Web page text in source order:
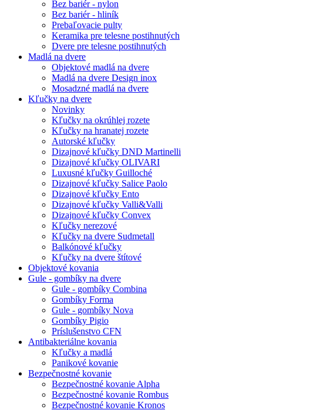
Bez bariér - nylon
Bez bariér - hliník
Prebaľovacie pulty
Keramika pre telesne postihnutých
Dvere pre telesne postihnutých
Madlá na dvere
Objektové madlá na dvere
Madlá na dvere Design inox
Mosadzné madlá na dvere
Kľučky na dvere
Novinky
Kľučky na okrúhlej rozete
Kľučky na hranatej rozete
Autorské kľučky
Dizajnové kľučky DND Martinelli
Dizajnové kľučky OLIVARI
Luxusné kľučky Guilloché
Dizajnové kľučky Salice Paolo
Dizajnové kľučky Ento
Dizajnové kľučky Valli&Valli
Dizajnové kľučky Convex
Kľučky nerezové
Kľučky na dvere Sudmetall
Balkónové kľučky
Kľučky na dvere štítové
Objektové kovania
Gule - gombíky na dvere
Gule - gombíky Combina
Gombíky Forma
Gule - gombíky Nova
Gombíky Pigio
Príslušenstvo CFN
Antibakteriálne kovania
Kľučky a madlá
Panikové kovanie
Bezpečnostné kovanie
Bezpečnostné kovanie Alpha
Bezpečnostné kovanie Rombus
Bezpečnostné kovanie Kronos